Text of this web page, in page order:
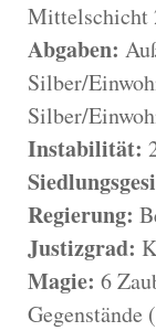
Mittelschicht
Abgaben:
Silber/
Silber/
Instabilität:
Regierung:
Justizgrad:
Magie: 6